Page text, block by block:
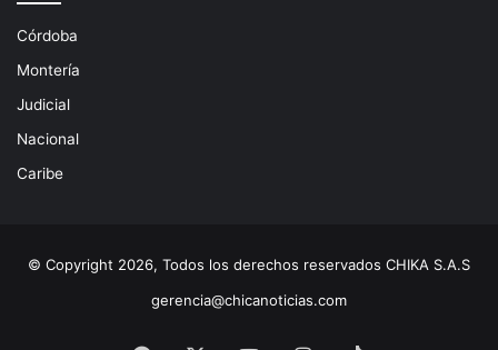
Córdoba
Montería
Judicial
Nacional
Caribe
© Copyright 2026, Todos los derechos reservados CHIKA S.A.S
gerencia@chicanoticias.com